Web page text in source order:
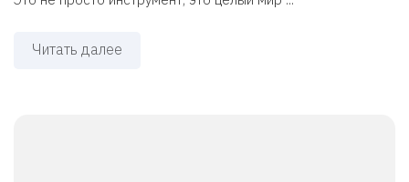
Читать далее